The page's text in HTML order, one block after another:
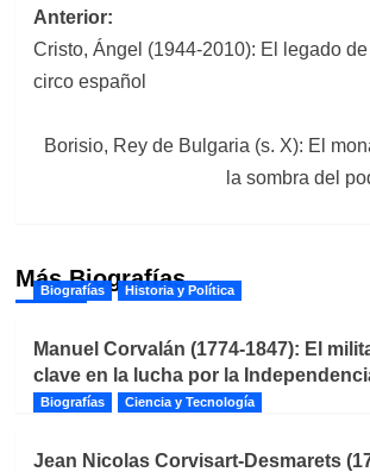
Navegación
de
entradas
Anterior:
Cristo, Ángel (1944-2010): El legado de
circo español
Borisio, Rey de Bulgaria (s. X): El
la sombra del
Más Biografías
Biografías Historia y Política
Manuel Corvalán (1774-1847): El
clave en la lucha por la
Biografías Ciencia y Tecnología
Jean Nicolas Corvisart-Desmarets